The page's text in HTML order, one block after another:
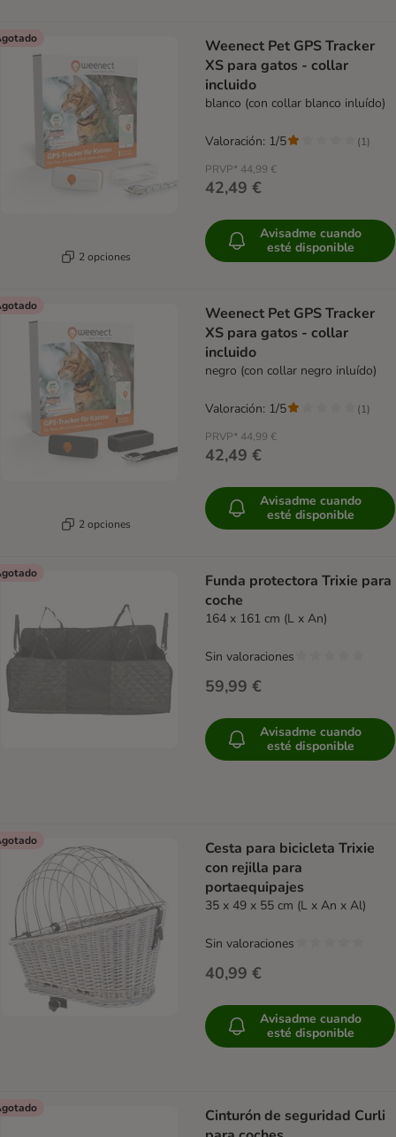
2 opciones
Weenect Pet GPS Tracker
XS para gatos - collar
incluido
blanco (con collar blanco inluído)
PRVP* 44,99 €
42,49 €
Valoración: 1/5 (1)
Avisadme cuando
esté disponible
2 opciones
Weenect Pet GPS Tracker
XS para gatos - collar
incluido
negro (con collar negro inluído)
PRVP* 44,99 €
42,49 €
Valoración: 1/5 (1)
Avisadme cuando
esté disponible
Funda protectora Trixie para
coche
164 x 161 cm (L x An)
59,99 €
Sin valoraciones
Avisadme cuando
esté disponible
Cesta para bicicleta Trixie
con rejilla para
portaequipajes
35 x 49 x 55 cm (L x An x Al)
40,99 €
Sin valoraciones
Avisadme cuando
esté disponible
Cinturón de seguridad Curli